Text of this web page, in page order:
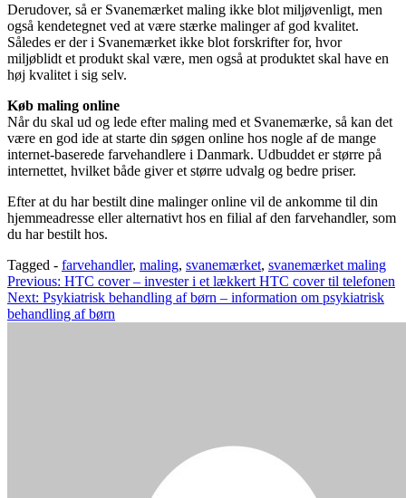
Derudover, så er Svanemærket maling ikke blot miljøvenligt, men
også kendetegnet ved at være stærke malinger af god kvalitet.
Således er der i Svanemærket ikke blot forskrifter for, hvor
miljøblidt et produkt skal være, men også at produktet skal have en
høj kvalitet i sig selv.
Køb maling online
Når du skal ud og lede efter maling med et Svanemærke, så kan det
være en god ide at starte din søgen online hos nogle af de mange
internet-baserede farvehandlere i Danmark. Udbuddet er større på
internettet, hvilket både giver et større udvalg og bedre priser.
Efter at du har bestilt dine malinger online vil de ankomme til din
hjemmeadresse eller alternativt hos en filial af den farvehandler, som
du har bestilt hos.
Tagged - farvehandler, maling, svanemærket, svanemærket maling
Indlægsnavigation
Previous: HTC cover – invester i et lækkert HTC cover til telefonen
Next: Psykiatrisk behandling af børn – information om psykiatrisk
behandling af børn